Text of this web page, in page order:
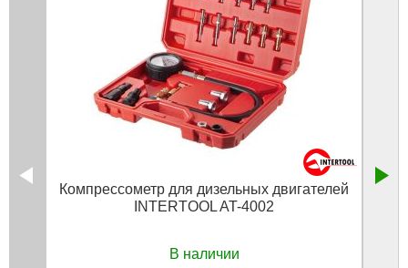
Компрессометр для дизельных двигателей
INTERTOOL AT-4002
В наличии